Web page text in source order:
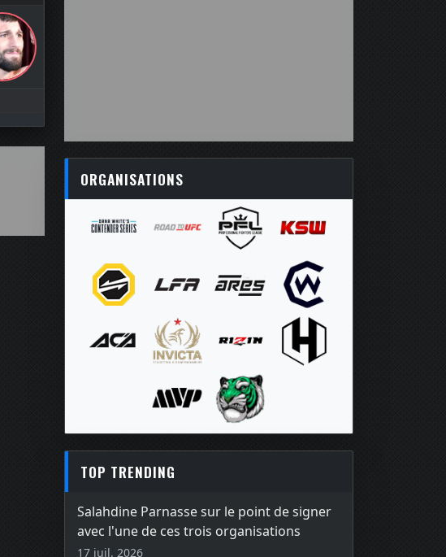
ORGANISATIONS
TOP TRENDING
Salahdine Parnasse sur le point de signer
avec l'une de ces trois organisations
17 juil. 2026